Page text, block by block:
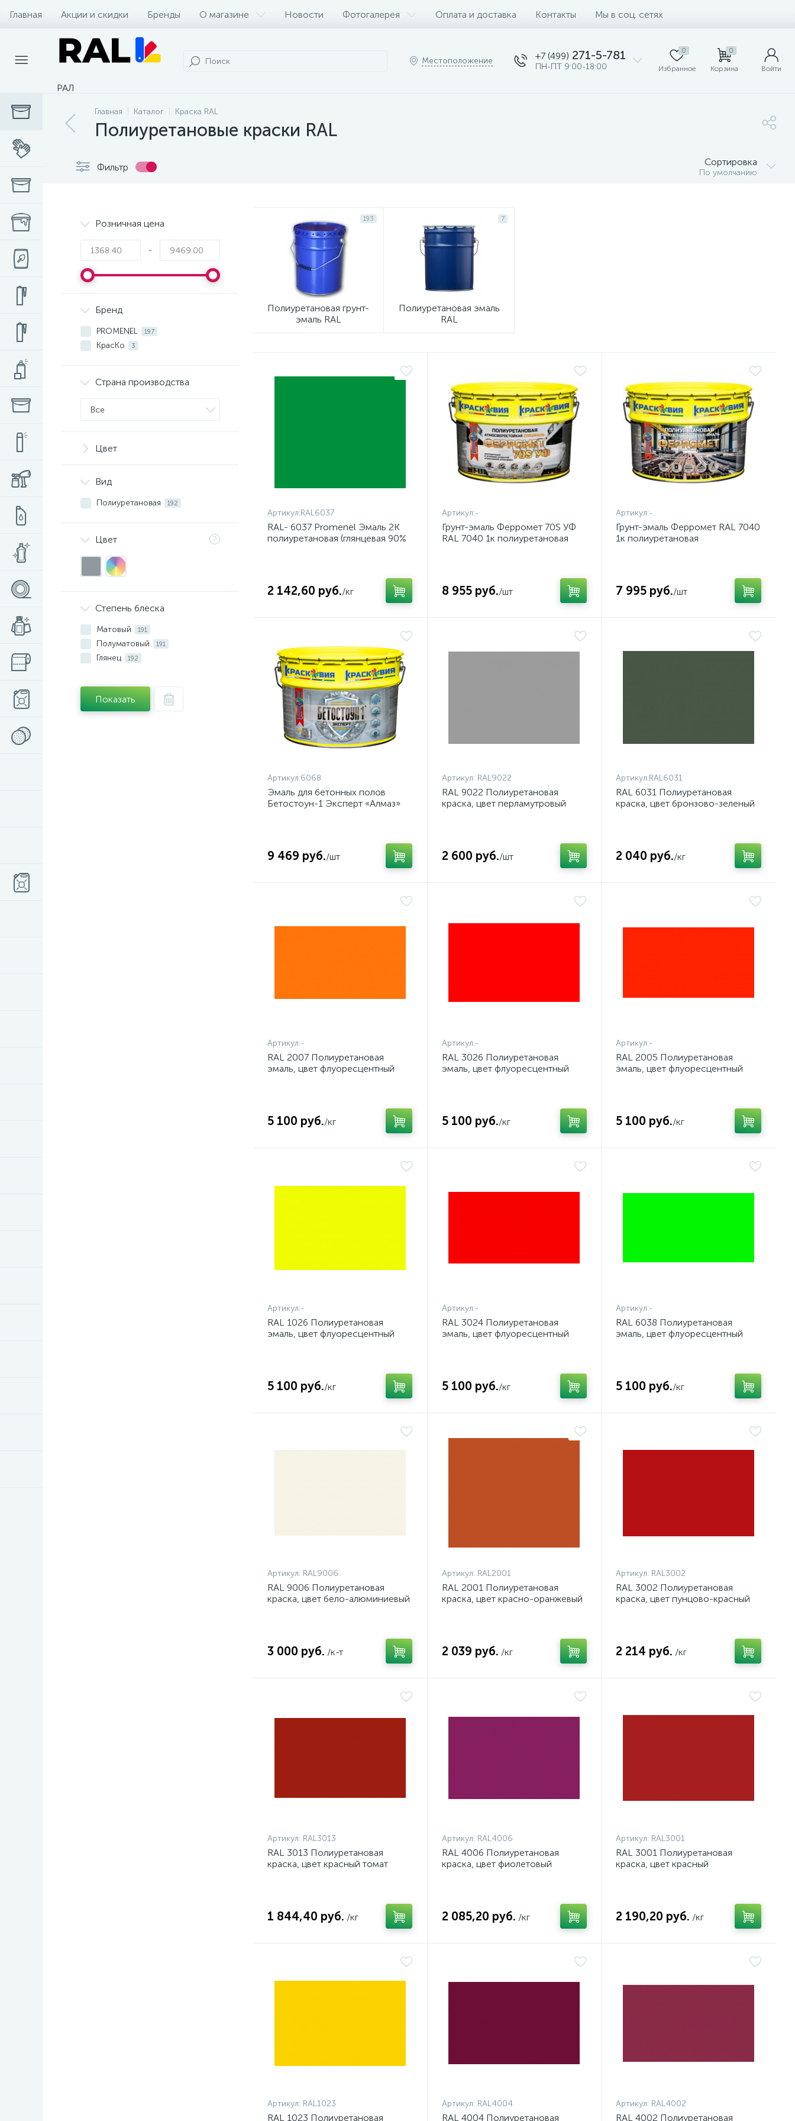
Главная Акции и скидки Бренды О магазине Новости Фотогалерея Оплата и доставка Контакты Мы в соц. сетях
РАЛ
Местоположение +7 (499) 271-5-781
ПН-ПТ 9:00-18:00
0
Избранное
0
Корзина Войти
Главная Каталог Краска RAL
Полиуретановые краски RAL
Фильтр Сортировка
По умолчанию
Розничная цена
-
Бренд
PROMENEL 197
КрасКо 3
Страна производства
Все
Цвет
Вид
Полиуретановая 192
Цвет
Степень блеска
Матовый 191
Полуматовый 191
Глянец 192
Показать
193
Полиуретановая грунт-
эмаль RAL
7
Полиуретановая эмаль
RAL
Артикул:RAL6037
RAL- 6037 Promenel Эмаль 2К
полиуретановая (глянцевая 90%
2 142,60 руб./кг
Артикул:-
Грунт-эмаль Ферромет 70S УФ
RAL 7040 1к полиуретановая
8 955 руб./шт
Артикул:-
Грунт-эмаль Ферромет RAL 7040
1к полиуретановая
7 995 руб./шт
Артикул:6068
Эмаль для бетонных полов
Бетостоун-1 Эксперт «Алмаз»
9 469 руб./шт
Артикул: RAL9022
RAL 9022 Полиуретановая
краска, цвет перламутровый
2 600 руб./шт
Артикул:RAL6031
RAL 6031 Полиуретановая
краска, цвет бронзово-зеленый
2 040 руб./кг
Артикул:-
RAL 2007 Полиуретановая
эмаль, цвет флуоресцентный
5 100 руб./кг
Артикул:-
RAL 3026 Полиуретановая
эмаль, цвет флуоресцентный
5 100 руб./кг
Артикул:-
RAL 2005 Полиуретановая
эмаль, цвет флуоресцентный
5 100 руб./кг
Артикул:-
RAL 1026 Полиуретановая
эмаль, цвет флуоресцентный
5 100 руб./кг
Артикул:-
RAL 3024 Полиуретановая
эмаль, цвет флуоресцентный
5 100 руб./кг
Артикул:-
RAL 6038 Полиуретановая
эмаль, цвет флуоресцентный
5 100 руб./кг
Артикул: RAL9006
RAL 9006 Полиуретановая
краска, цвет бело-алюминиевый
3 000 руб. /к-т
Артикул: RAL2001
RAL 2001 Полиуретановая
краска, цвет красно-оранжевый
2 039 руб. /кг
Артикул: RAL3002
RAL 3002 Полиуретановая
краска, цвет пунцово-красный
2 214 руб. /кг
Артикул: RAL3013
RAL 3013 Полиуретановая
краска, цвет красный томат
1 844,40 руб. /кг
Артикул: RAL4006
RAL 4006 Полиуретановая
краска, цвет фиолетовый
2 085,20 руб. /кг
Артикул: RAL3001
RAL 3001 Полиуретановая
краска, цвет красный
2 190,20 руб. /кг
Артикул: RAL1023
RAL 1023 Полиуретановая
Артикул: RAL4004
RAL 4004 Полиуретановая
Артикул: RAL4002
RAL 4002 Полиуретановая